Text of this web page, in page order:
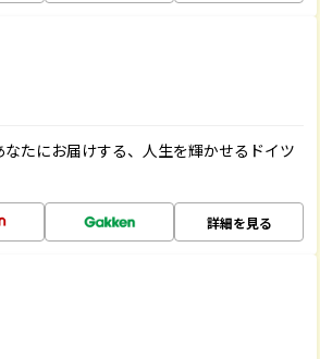
たにお届けする、人生を輝かせるドイツ
詳細を見る